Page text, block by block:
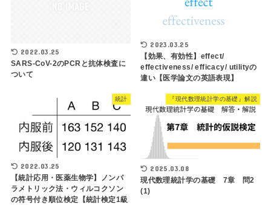
2022.03.25
SARS-CoV-2のPCRと抗体検査に
ついて
2023.03.25
【効果、有効性】effect/
effectiveness/ efficacy/ utilityの
違い【医学論文の英語表現】
統計
2022.03.25
【統計応用・医薬生物学】ノンパ
ラメトリック法・ウィルコクソン
の符号付き順位検定【統計検定1級
『現代数理統計学の基礎』解説
2025.03.08
現代数理統計学の基礎 7章 問2
(1)